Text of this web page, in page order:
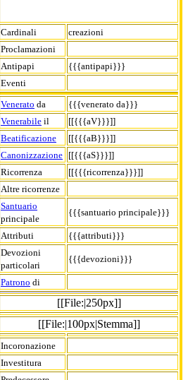
Cardinali
creazioni
Proclamazioni
Antipapi
{{{antipapi}}}
Eventi
Venerato da
{{{venerato da}}}
Venerabile il
[[{{{aV}}}]]
Beatificazione
[[{{{aB}}}]]
Canonizzazione [[{{{aS}}}]]
Ricorrenza
[[{{{ricorrenza}}}]]
Altre ricorrenze
Santuario
principale
{{{santuario principale}}}
Attributi
{{{attributi}}}
Devozioni
particolari
{{{devozioni}}}
Patrono di
[[File:|250px]]
[[File:|100px|Stemma]]
Incoronazione
Investitura